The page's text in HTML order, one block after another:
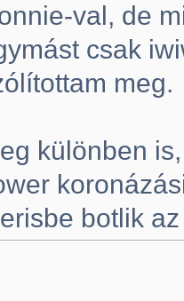
val, de
csak
meg.
különben
botlik